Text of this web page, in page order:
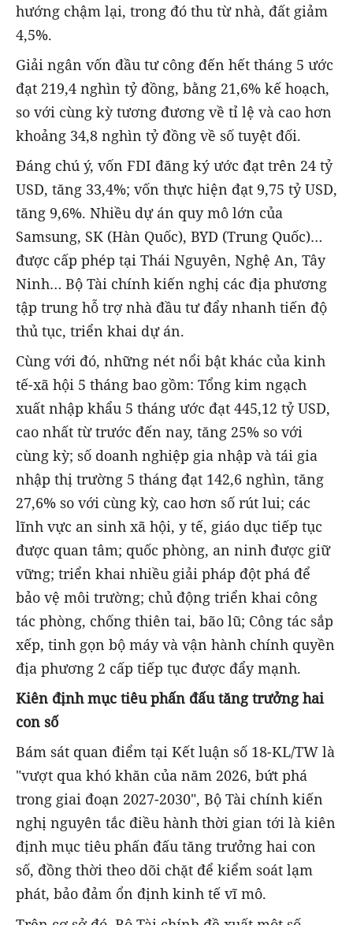
hướng chậm lại, trong đó thu từ nhà, đất giảm
4,5%.
Giải ngân vốn đầu tư công đến hết tháng 5 ước
đạt 219,4 nghìn tỷ đồng, bằng 21,6% kế hoạch,
so với cùng kỳ tương đương về tỉ lệ và cao hơn
khoảng 34,8 nghìn tỷ đồng về số tuyệt đối.
Đáng chú ý, vốn FDI đăng ký ước đạt trên 24 tỷ
USD, tăng 33,4%; vốn thực hiện đạt 9,75 tỷ USD,
tăng 9,6%. Nhiều dự án quy mô lớn của
Samsung, SK (Hàn Quốc), BYD (Trung Quốc)…
được cấp phép tại Thái Nguyên, Nghệ An, Tây
Ninh… Bộ Tài chính kiến nghị các địa phương
tập trung hỗ trợ nhà đầu tư đẩy nhanh tiến độ
thủ tục, triển khai dự án.
Cùng với đó, những nét nổi bật khác của kinh
tế-xã hội 5 tháng bao gồm: Tổng kim ngạch
xuất nhập khẩu 5 tháng ước đạt 445,12 tỷ USD,
cao nhất từ trước đến nay, tăng 25% so với
cùng kỳ; số doanh nghiệp gia nhập và tái gia
nhập thị trường 5 tháng đạt 142,6 nghìn, tăng
27,6% so với cùng kỳ, cao hơn số rút lui; các
lĩnh vực an sinh xã hội, y tế, giáo dục tiếp tục
được quan tâm; quốc phòng, an ninh được giữ
vững; triển khai nhiều giải pháp đột phá để
bảo vệ môi trường; chủ động triển khai công
tác phòng, chống thiên tai, bão lũ; Công tác sắp
xếp, tinh gọn bộ máy và vận hành chính quyền
địa phương 2 cấp tiếp tục được đẩy mạnh.
Kiên định mục tiêu phấn đấu tăng trưởng hai
con số
Bám sát quan điểm tại Kết luận số 18-KL/TW là
"vượt qua khó khăn của năm 2026, bứt phá
trong giai đoạn 2027-2030", Bộ Tài chính kiến
nghị nguyên tắc điều hành thời gian tới là kiên
định mục tiêu phấn đấu tăng trưởng hai con
số, đồng thời theo dõi chặt để kiểm soát lạm
phát, bảo đảm ổn định kinh tế vĩ mô.